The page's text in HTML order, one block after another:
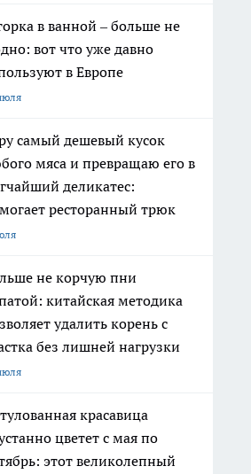
в ванной – больше не
вот что уже давно
в Европе
самый дешевый кусок
мяса и превращаю его в
деликатес:
ресторанный трюк
не корчую пни
китайская методика
удалить корень с
без лишней нагрузки
красавица
цветет с мая по
этот великолепный